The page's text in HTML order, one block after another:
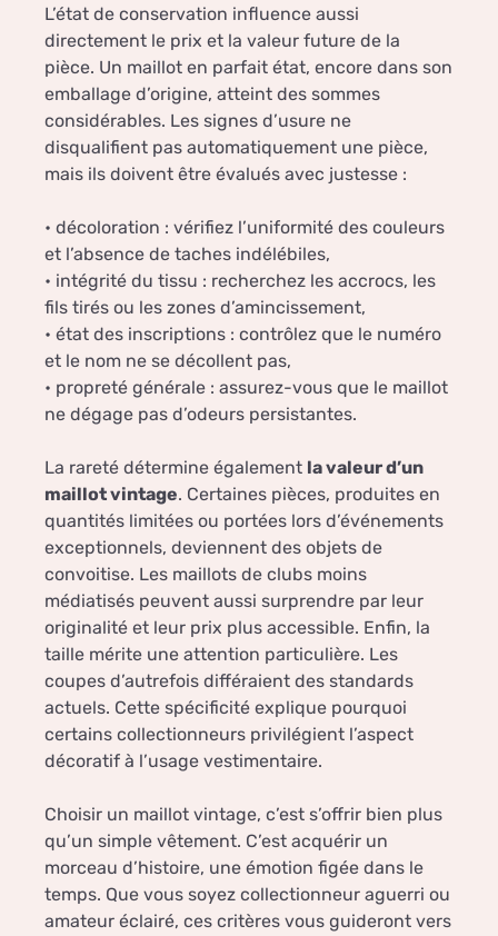
L’état de conservation influence aussi
directement le prix et la valeur future de la
pièce. Un maillot en parfait état, encore dans son
emballage d’origine, atteint des sommes
considérables. Les signes d’usure ne
disqualifient pas automatiquement une pièce,
mais ils doivent être évalués avec justesse :
• décoloration : vérifiez l’uniformité des couleurs
et l’absence de taches indélébiles,
• intégrité du tissu : recherchez les accrocs, les
fils tirés ou les zones d’amincissement,
• état des inscriptions : contrôlez que le numéro
et le nom ne se décollent pas,
• propreté générale : assurez-vous que le maillot
ne dégage pas d’odeurs persistantes.
La rareté détermine également la valeur d’un
maillot vintage. Certaines pièces, produites en
quantités limitées ou portées lors d’événements
exceptionnels, deviennent des objets de
convoitise. Les maillots de clubs moins
médiatisés peuvent aussi surprendre par leur
originalité et leur prix plus accessible. Enfin, la
taille mérite une attention particulière. Les
coupes d’autrefois différaient des standards
actuels. Cette spécificité explique pourquoi
certains collectionneurs privilégient l’aspect
décoratif à l’usage vestimentaire.
Choisir un maillot vintage, c’est s’offrir bien plus
qu’un simple vêtement. C’est acquérir un
morceau d’histoire, une émotion figée dans le
temps. Que vous soyez collectionneur aguerri ou
amateur éclairé, ces critères vous guideront vers